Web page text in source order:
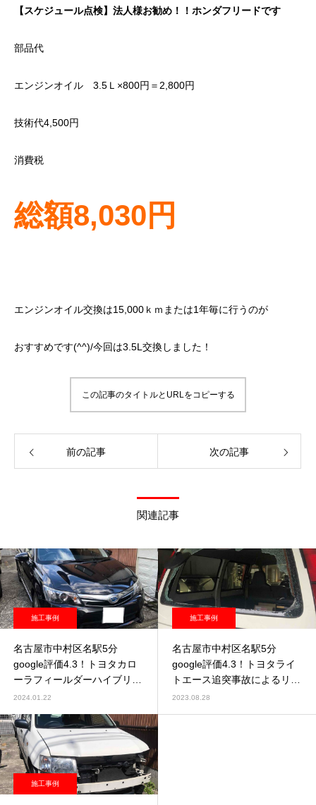
【スケジュール点検】法人様お勧め！！ホンダフリードです
部品代
エンジンオイル 3.5Ｌ×800円＝2,800円
技術代4,500円
消費税
総額8,030円
エンジンオイル交換は15,000ｋｍまたは1年毎に行うのが
おすすめです(^^)/今回は3.5L交換しました！
この記事のタイトルとURLをコピーする
前の記事 次の記事
関連記事
施工事例
名古屋市中村区名駅5分
google評価4.3！トヨタカロ
ーラフィールダーハイブリッ
ド車検【即日車検】
2024.01.22
施工事例
名古屋市中村区名駅5分
google評価4.3！トヨタライ
トエース追突事故によるリヤ
ガラス修理
2023.08.28
施工事例